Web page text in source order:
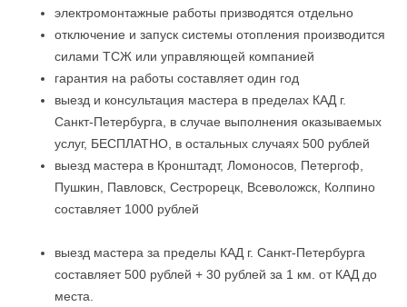
электромонтажные работы призводятся отдельно
отключение и запуск системы отопления производится
силами ТСЖ или управляющей компанией
гарантия на работы составляет один год
выезд и консультация мастера в пределах КАД г.
Санкт-Петербурга, в случае выполнения оказываемых
услуг, БЕСПЛАТНО, в остальных случаях 500 рублей
выезд мастера в Кронштадт, Ломоносов, Петергоф,
Пушкин, Павловск, Сестрорецк, Всеволожск, Колпино
составляет 1000 рублей
выезд мастера за пределы КАД г. Санкт-Петербурга
составляет 500 рублей + 30 рублей за 1 км. от КАД до
места.